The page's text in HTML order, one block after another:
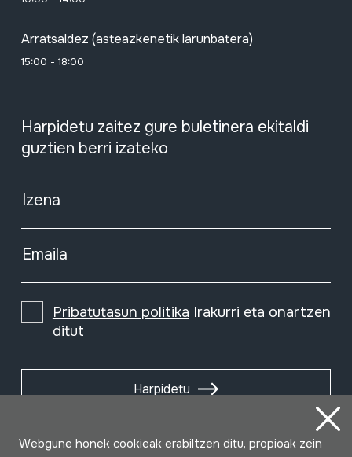
Arratsaldez (asteazkenetik larunbatera)
15:00 - 18:00
Harpidetu zaitez gure buletinera ekitaldi
guztien berri izateko
Izena
Emaila
Pribatutasun politika Irakurri eta onartzen
ditut
Harpidetu
Webgune honek cookieak erabiltzen ditu, propioak zein